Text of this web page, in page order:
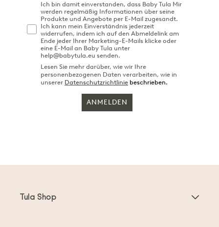
Ich bin damit einverstanden, dass Baby Tula Mir
werden regelmäßig Informationen über seine
Produkte und Angebote per E-Mail zugesandt.
Ich kann mein Einverständnis jederzeit
widerrufen, indem ich auf den Abmeldelink am
Ende jeder Ihrer Marketing-E-Mails klicke oder
eine E-Mail an Baby Tula unter
help@babytula.eu senden.
Lesen Sie mehr darüber, wie wir Ihre
personenbezogenen Daten verarbeiten, wie in
unserer Datenschutzrichtlinie beschrieben.
ANMELDEN
Tula Shop